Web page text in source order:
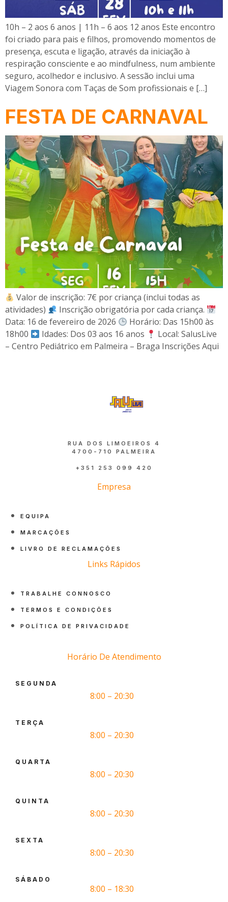
10h – 2 aos 6 anos | 11h – 6 aos 12 anos Este encontro
foi criado para pais e filhos, promovendo momentos de
presença, escuta e ligação, através da iniciação à
respiração consciente e ao mindfulness, num ambiente
seguro, acolhedor e inclusivo. A sessão inclui uma
Viagem Sonora com Taças de Som profissionais e […]
FESTA DE CARNAVAL
Valor de inscrição: 7€ por criança (inclui todas as
atividades)
Inscrição obrigatória por cada criança.
Data: 16 de fevereiro de 2026
Horário: Das 15h00 às
18h00
Idades: Dos 03 aos 16 anos
Local: SalusLive
– Centro Pediátrico em Palmeira – Braga Inscrições Aqui
RUA DOS LIMOEIROS 4
4700-710 PALMEIRA
+351 253 099 420
Empresa
EQUIPA
MARCAÇÕES
LIVRO DE RECLAMAÇÕES
Links Rápidos
TRABALHE CONNOSCO
TERMOS E CONDIÇÕES
POLÍTICA DE PRIVACIDADE
Horário De Atendimento
SEGUNDA
8:00 – 20:30
TERÇA
8:00 – 20:30
QUARTA
8:00 – 20:30
QUINTA
8:00 – 20:30
SEXTA
8:00 – 20:30
SÁBADO
8:00 – 18:30